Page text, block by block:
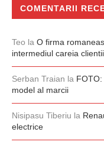
COMENTARII
Teo la O firma
intermediul careia
Serban Traian la
model al marcii
Nisipasu Tiberiu la
electrice